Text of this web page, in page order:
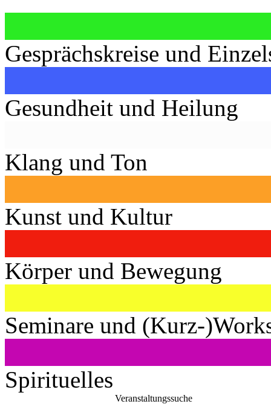
Gesprächskreise und
Gesundheit und Heilung
Klang und Ton
Kunst und Kultur
Körper und Bewegung
Seminare und (Kurz-
Spirituelles
Veranstaltungssuche